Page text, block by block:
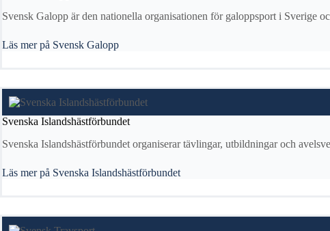
Svensk Galopp är den nationella organisationen för galoppsport i Sverige
Läs mer på Svensk Galopp
Svenska Islandshästförbundet
Svenska Islandshästförbundet organiserar tävlingar, utbildningar och
Läs mer på Svenska Islandshästförbundet